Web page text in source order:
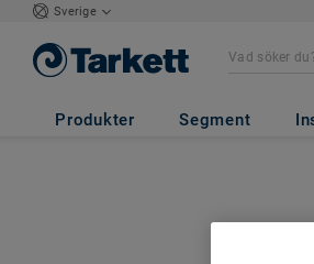
Sverige
Produkter Segment